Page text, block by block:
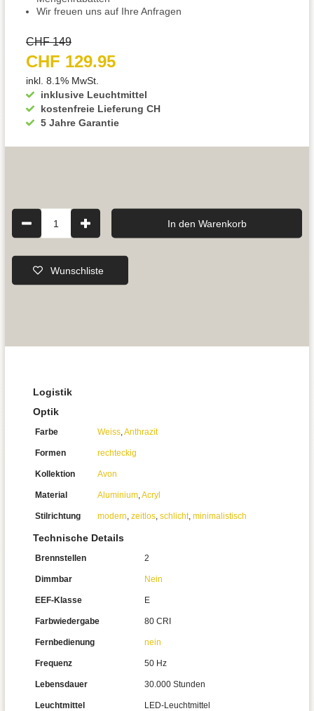
Wir freuen uns auf Ihre Anfragen
inklusive Leuchtmittel
kostenfreie Lieferung CH
5 Jahre Garantie
CHF 149
CHF 129.95
inkl. 8.1% MwSt.
1 In den Warenkorb
Wunschliste
Logistik
Optik
Farbe Weiss,Anthrazit
Formen rechteckig
Kollektion Avon
Material Aluminium,Acryl
Stilrichtung modern, zeitlos, schlicht, minimalistisch
Technische Details
Brennstellen 2
Dimmbar Nein
EEF-Klasse E
Farbwiedergabe 80 CRI
Fernbedienung nein
Frequenz 50 Hz
Lebensdauer 30.000 Stunden
Leuchtmittel LED-Leuchtmittel